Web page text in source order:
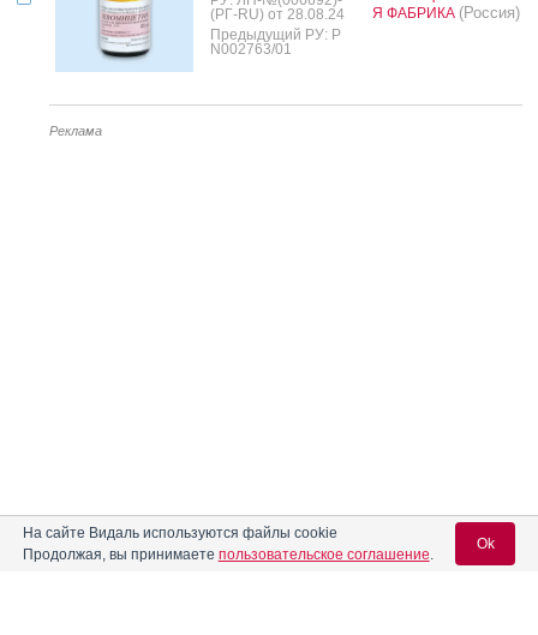
(РГ-RU) от 28.08.24
Предыдущий РУ: Р
N002763/01
Я ФАБРИКА (Россия)
Реклама
На сайте Видаль используются файлы cookie
Продолжая, вы принимаете пользовательское соглашение.
Ok